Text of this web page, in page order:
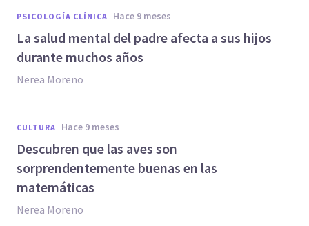
PSICOLOGÍA CLÍNICA hace 9 meses
La salud mental del padre afecta a sus hijos
durante muchos años
Nerea Moreno
CULTURA hace 9 meses
Descubren que las aves son
sorprendentemente buenas en las
matemáticas
Nerea Moreno